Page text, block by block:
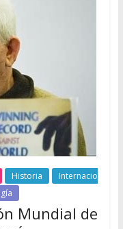
Historia
Internacio
Mundial de